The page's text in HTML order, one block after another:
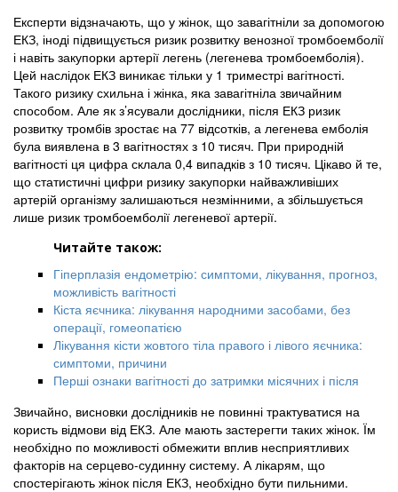
Експерти відзначають, що у жінок, що завагітніли за допомогою
ЕКЗ, іноді підвищується ризик розвитку венозної тромбоемболії
і навіть закупорки артерії легень (легенева тромбоемболія).
Цей наслідок ЕКЗ виникає тільки у 1 триместрі вагітності.
Такого ризику схильна і жінка, яка завагітніла звичайним
способом. Але як з’ясували дослідники, після ЕКЗ ризик
розвитку тромбів зростає на 77 відсотків, а легенева емболія
була виявлена в 3 вагітностях з 10 тисяч. При природній
вагітності ця цифра склала 0,4 випадків з 10 тисяч. Цікаво й те,
що статистичні цифри ризику закупорки найважливіших
артерій організму залишаються незмінними, а збільшується
лише ризик тромбоемболії легеневої артерії.
Читайте також:
Гіперплазія ендометрію: симптоми, лікування, прогноз,
можливість вагітності
Кіста яєчника: лікування народними засобами, без
операції, гомеопатією
Лікування кісти жовтого тіла правого і лівого яєчника:
симптоми, причини
Перші ознаки вагітності до затримки місячних і після
Звичайно, висновки дослідників не повинні трактуватися на
користь відмови від ЕКЗ. Але мають застерегти таких жінок. Їм
необхідно по можливості обмежити вплив несприятливих
факторів на серцево-судинну систему. А лікарям, що
спостерігають жінок після ЕКЗ, необхідно бути пильними.